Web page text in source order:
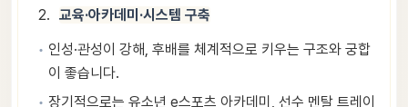
교육·아카데미·시스템 구축
인성·관성이 강해, 후배를 체계적으로 키우는 구조와 궁합
이 좋습니다.
장기적으로는 유소년 e스포츠 아카데미, 선수 멘탈 트레이